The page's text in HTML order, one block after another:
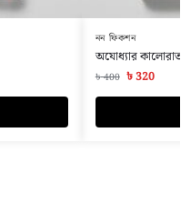
নন ফিকশন
অযোধ্যার কালোরাত
৳400 ৳320